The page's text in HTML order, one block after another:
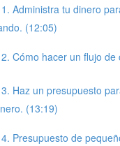
Administra tu dinero
(12:05)
Cómo hacer un flujo de
Haz un presupuesto
(13:19)
Presupuesto de